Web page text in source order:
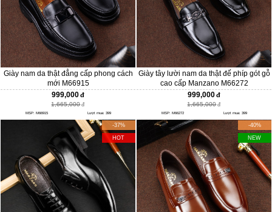
Giày nam da thật đẳng cấp phong cách
mới M66915
999,000
1,665,000
MSP: M66915 Lượt mua: 399
Giày tây lười nam da thật đế phíp gót gỗ
cao cấp Manzano M66272
999,000
1,665,000
MSP: M66272 Lượt mua: 399
-37%
HOT
-40%
NEW